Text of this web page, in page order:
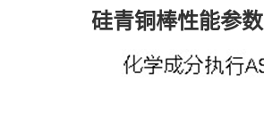
硅青铜棒性能参数